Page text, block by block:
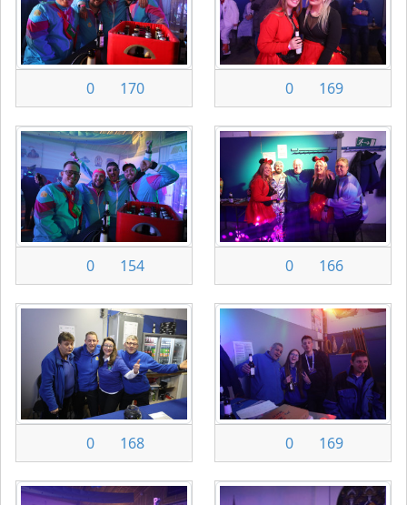
0 170 0 169
0 154 0 166
0 168 0 169